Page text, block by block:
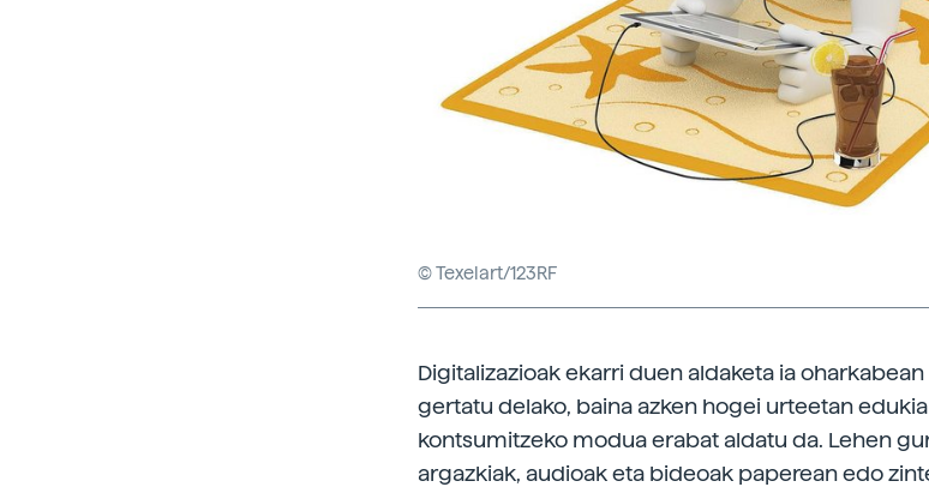
© Texelart/123RF
Digitalizazioak ekarri duen aldaketa ia
gertatu delako, baina azken hogei urteetan
kontsumitzeko modua erabat aldatu da. Lehen
argazkiak, audioak eta bideoak paperean edo